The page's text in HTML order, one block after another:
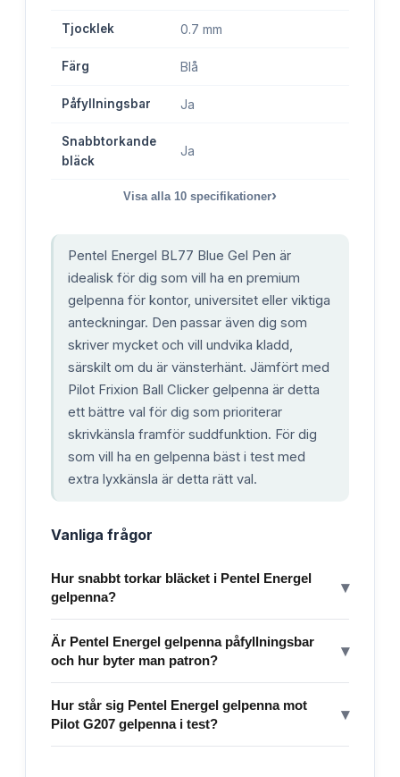
Tjocklek 0.7 mm
Färg Blå
Påfyllningsbar Ja
Snabbtorkande
bläck
Ja
Visa alla 10 specifikationer›
Pentel Energel BL77 Blue Gel Pen är
idealisk för dig som vill ha en premium
gelpenna för kontor, universitet eller viktiga
anteckningar. Den passar även dig som
skriver mycket och vill undvika kladd,
särskilt om du är vänsterhänt. Jämfört med
Pilot Frixion Ball Clicker gelpenna är detta
ett bättre val för dig som prioriterar
skrivkänsla framför suddfunktion. För dig
som vill ha en gelpenna bäst i test med
extra lyxkänsla är detta rätt val.
Vanliga frågor
Hur snabbt torkar bläcket i Pentel Energel
gelpenna?
▾
Är Pentel Energel gelpenna påfyllningsbar
och hur byter man patron?
▾
Hur står sig Pentel Energel gelpenna mot
Pilot G207 gelpenna i test?
▾